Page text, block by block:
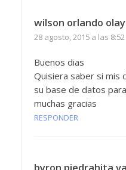
wilson orlando
28 agosto, 2015 a las 8:52
Buenos dias
Quisiera saber si mis
su base de datos
muchas gracias
RESPONDER
byron piedrahita